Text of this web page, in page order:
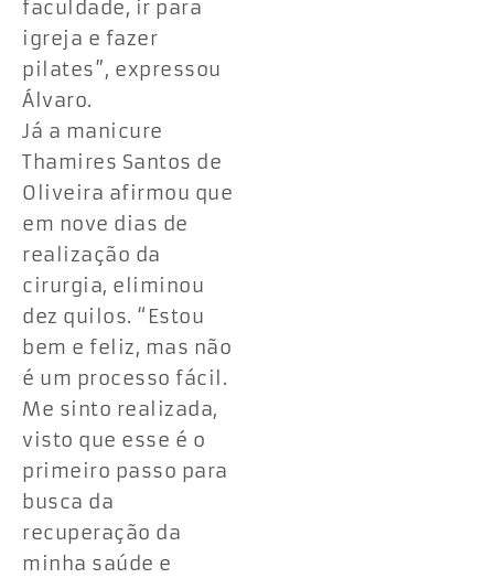
faculdade, ir para
igreja e fazer
pilates”, expressou
Álvaro.
Já a manicure
Thamires Santos de
Oliveira afirmou que
em nove dias de
realização da
cirurgia, eliminou
dez quilos. “Estou
bem e feliz, mas não
é um processo fácil.
Me sinto realizada,
visto que esse é o
primeiro passo para
busca da
recuperação da
minha saúde e